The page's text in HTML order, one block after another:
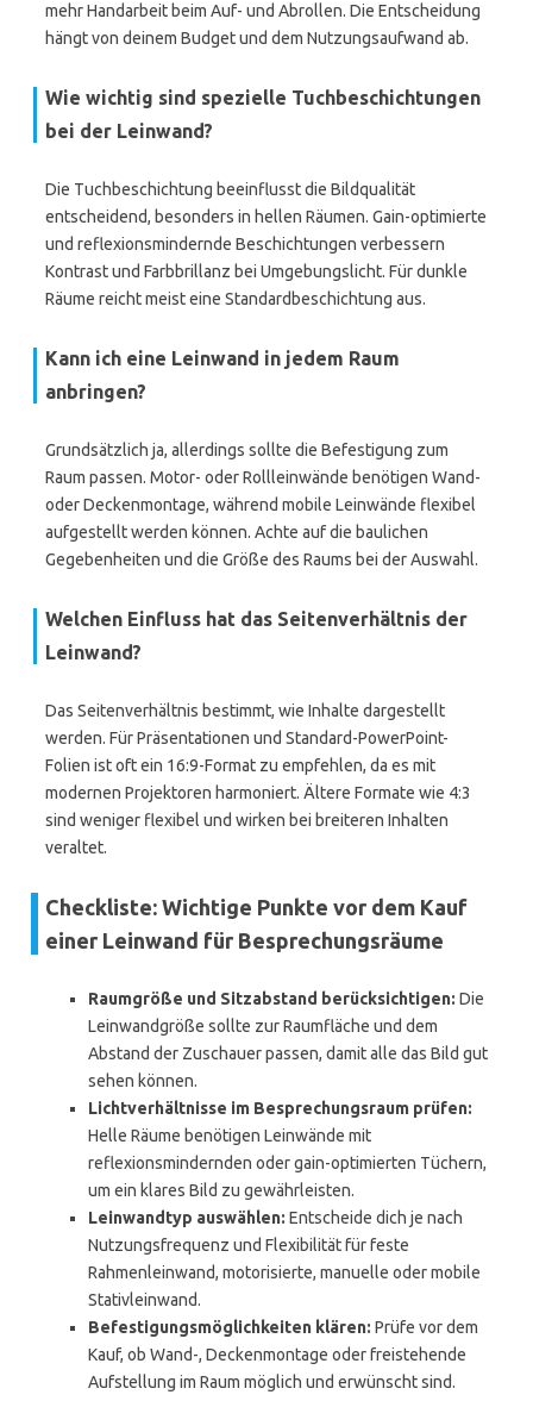
mehr Handarbeit beim Auf- und Abrollen. Die Entscheidung
hängt von deinem Budget und dem Nutzungsaufwand ab.
Wie wichtig sind spezielle Tuchbeschichtungen
bei der Leinwand?
Die Tuchbeschichtung beeinflusst die Bildqualität
entscheidend, besonders in hellen Räumen. Gain-optimierte
und reflexionsmindernde Beschichtungen verbessern
Kontrast und Farbbrillanz bei Umgebungslicht. Für dunkle
Räume reicht meist eine Standardbeschichtung aus.
Kann ich eine Leinwand in jedem Raum
anbringen?
Grundsätzlich ja, allerdings sollte die Befestigung zum
Raum passen. Motor- oder Rollleinwände benötigen Wand-
oder Deckenmontage, während mobile Leinwände flexibel
aufgestellt werden können. Achte auf die baulichen
Gegebenheiten und die Größe des Raums bei der Auswahl.
Welchen Einfluss hat das Seitenverhältnis der
Leinwand?
Das Seitenverhältnis bestimmt, wie Inhalte dargestellt
werden. Für Präsentationen und Standard-PowerPoint-
Folien ist oft ein 16:9-Format zu empfehlen, da es mit
modernen Projektoren harmoniert. Ältere Formate wie 4:3
sind weniger flexibel und wirken bei breiteren Inhalten
veraltet.
Checkliste: Wichtige Punkte vor dem Kauf
einer Leinwand für Besprechungsräume
Raumgröße und Sitzabstand berücksichtigen: Die
Leinwandgröße sollte zur Raumfläche und dem
Abstand der Zuschauer passen, damit alle das Bild gut
sehen können.
Lichtverhältnisse im Besprechungsraum prüfen:
Helle Räume benötigen Leinwände mit
reflexionsmindernden oder gain-optimierten Tüchern,
um ein klares Bild zu gewährleisten.
Leinwandtyp auswählen: Entscheide dich je nach
Nutzungsfrequenz und Flexibilität für feste
Rahmenleinwand, motorisierte, manuelle oder mobile
Stativleinwand.
Befestigungsmöglichkeiten klären: Prüfe vor dem
Kauf, ob Wand-, Deckenmontage oder freistehende
Aufstellung im Raum möglich und erwünscht sind.